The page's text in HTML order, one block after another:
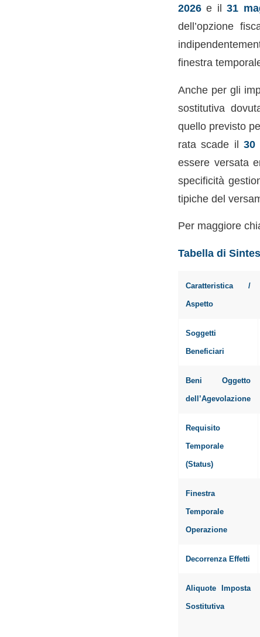
2026e il31
dell’opzione
finestra
Anche per gli
sostitutiva
quello previsto
rata scade il30
essere versata
specificità
tipiche del
Per maggiore
Tabella di
Caratteristica /
Aspetto
Soggetti
Beneficiari
Beni Oggetto
dell’Agevolazione
Requisito
Temporale
(Status)
Finestra
Temporale
Operazione
Decorrenza Effetti
Aliquote Imposta
Sostitutiva